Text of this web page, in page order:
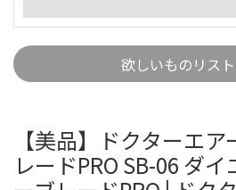
欲しいものリス
【美品】ドクターエ
レードPRO SB-06 ダ